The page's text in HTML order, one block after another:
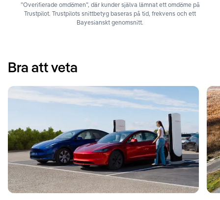
”Overifierade omdömen”, där kunder själva lämnat ett omdöme på
Trustpilot. Trustpilots snittbetyg baseras på tid, frekvens och ett
Bayesianskt genomsnitt.
Bra att veta